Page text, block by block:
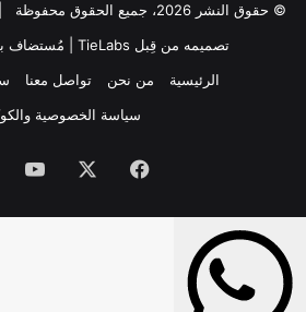
© حقوق النشر 2026، جميع الحقوق محفوظة |
تصميمه من قِبل TieLabs
| مُستضاف
الرئيسية
من نحن تواصل معنا
سياسة الخصوصية
فيسبوك